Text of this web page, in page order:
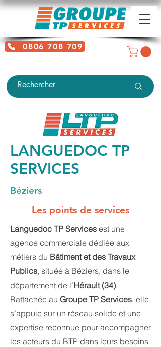
0806 708 709
LANGUEDOC TP
SERVICES
Béziers
Les points de services
Languedoc TP Services est une
agence commerciale dédiée aux
métiers du Bâtiment et des Travaux
Publics, située à Béziers, dans le
département de l’Hérault (34).
Rattachée au Groupe TP Services, elle
s’appuie sur un réseau solide et une
expertise reconnue pour accompagner
les acteurs du BTP dans leurs besoins